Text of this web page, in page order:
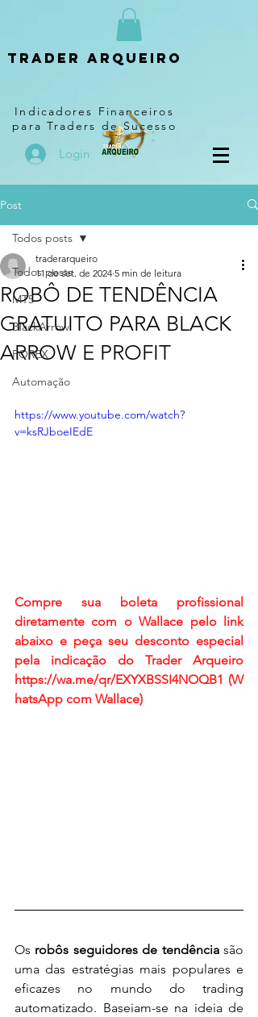
Trader arqueiro
Indicadores Financeiros
para Traders de Sucesso
Login
Post
Todos posts
MT5
BlackArrow
FOREX
Automação
Todos posts
ROBÔ DE TENDÊNCIA
GRATUITO PARA BLACK
ARROW E PROFIT
traderarqueiro
11 de set. de 2024 5 min de leitura
https://www.youtube.com/watch?
v=ksRJboeIEdE
Compre sua boleta profissional
diretamente com o Wallace pelo link
abaixo e peça seu desconto especial
pela indicação do Trader Arqueiro
https://wa.me/qr/EXYXBSSI4NOQB1 (W
hatsApp com Wallace)
Os robôs seguidores de tendência são
uma das estratégias mais populares e
eficazes no mundo do trading
automatizado. Baseiam-se na ideia de